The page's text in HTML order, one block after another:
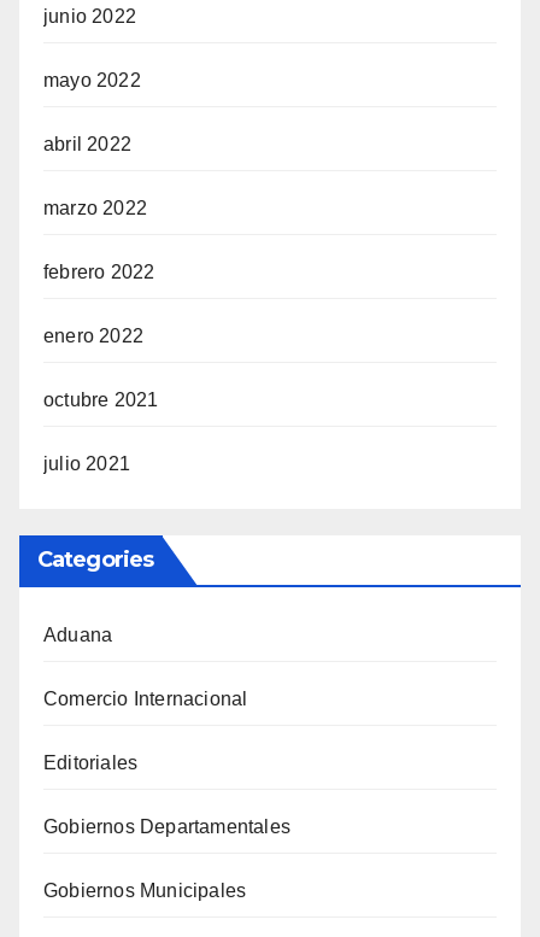
junio 2022
mayo 2022
abril 2022
marzo 2022
febrero 2022
enero 2022
octubre 2021
julio 2021
Categories
Aduana
Comercio Internacional
Editoriales
Gobiernos Departamentales
Gobiernos Municipales